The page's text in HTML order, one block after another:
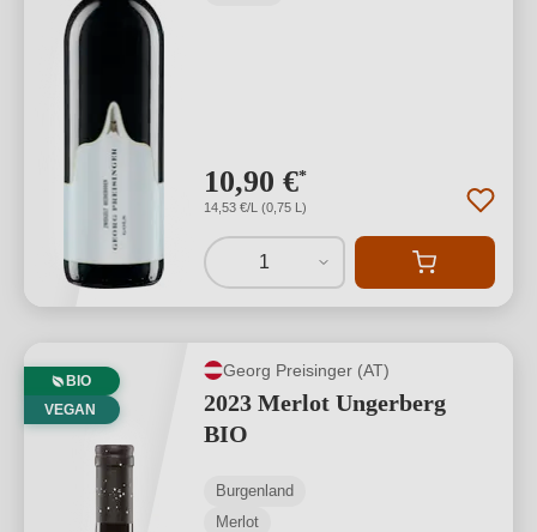
10,90 €*
14,53 €/L (0,75 L)
1
BIO
VEGAN
Georg Preisinger (AT)
2023 Merlot Ungerberg
BIO
Burgenland
Merlot